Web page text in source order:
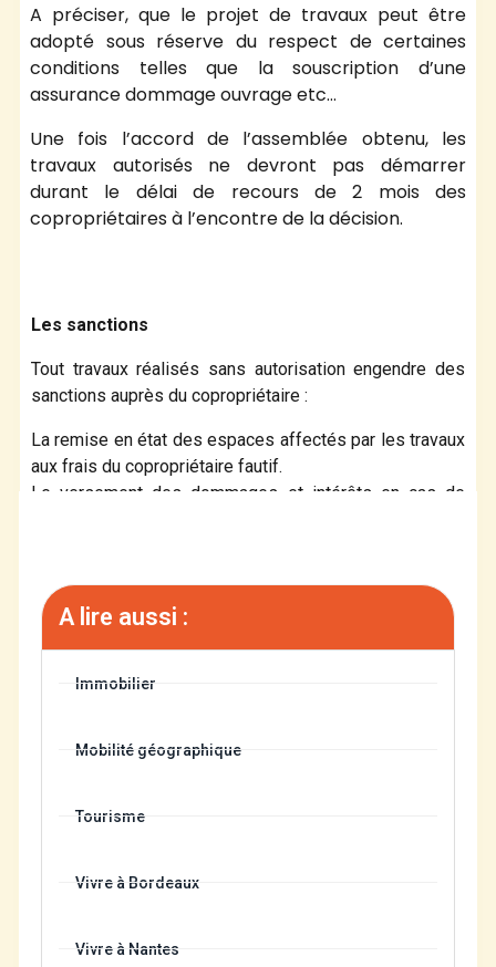
A préciser, que le projet de travaux peut être
adopté sous réserve du respect de certaines
conditions telles que la souscription d’une
assurance dommage ouvrage etc…
Une fois l’accord de l’assemblée obtenu, les
travaux autorisés ne devront pas démarrer
durant le délai de recours de 2 mois des
copropriétaires à l’encontre de la décision.
Les sanctions
Tout travaux réalisés sans autorisation engendre des
sanctions auprès du copropriétaire :
La remise en état des espaces affectés par les travaux
aux frais du copropriétaire fautif.
Le versement des dommages et intérêts en cas de
A lire aussi :
Immobilier
Mobilité géographique
Tourisme
Vivre à Bordeaux
Vivre à Nantes